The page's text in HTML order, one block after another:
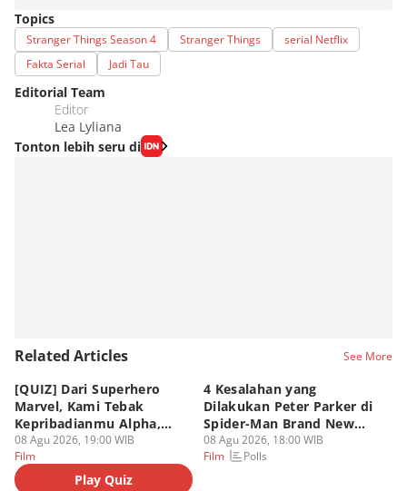
Topics
Stranger Things Season 4 Stranger Things
serial Netflix
Fakta Serial
Jadi Tau
Editorial Team
Editor
Lea Lyliana
Tonton lebih seru di
Related Articles See More
[QUIZ] Dari Superhero
Marvel, Kami Tebak
Kepribadianmu Alpha,
Beta, atau Omega
08 Agu 2026, 19:00 WIB
Film
Play Quiz
4 Kesalahan yang
Dilakukan Peter Parker di
Spider-Man Brand New
Day
08 Agu 2026, 18:00 WIB
Film
Polls